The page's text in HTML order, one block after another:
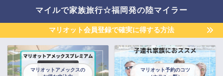
マイルで家族旅行☆福岡発の陸マイラー
マリオット会員登録で確実に得する方法
マリオットアメックスの
マリオット予約のコツ